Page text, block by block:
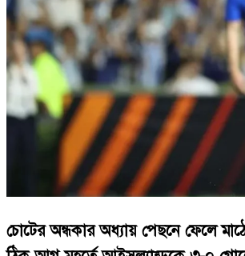
চোটের অন্ধকার অধ্যায় পেছনে ফেলে